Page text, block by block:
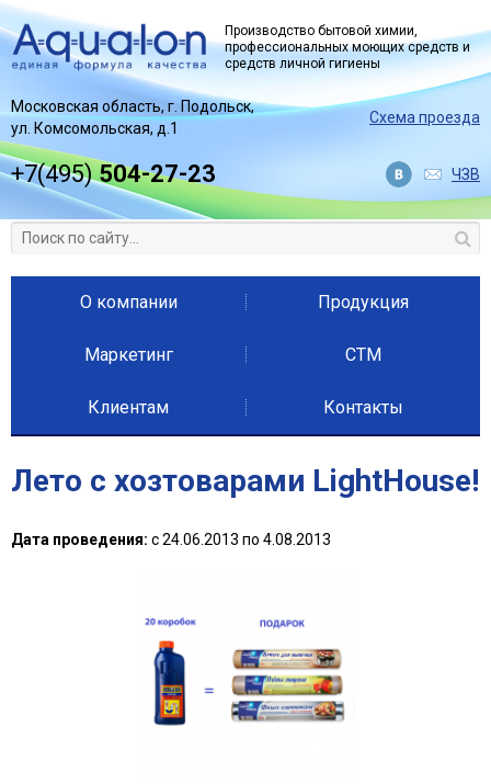
Производство бытовой химии,
профессиональных моющих средств и
средств личной гигиены
Московская область, г. Подольск,
ул. Комсомольская, д.1
Схема проезда
+7(495)504-27-23 ЧЗВ
О компании Продукция
Маркетинг СТМ
Клиентам Контакты
Лето с хозтоварами LightHouse!
Дата проведения: с24.06.2013 по 4.08.2013